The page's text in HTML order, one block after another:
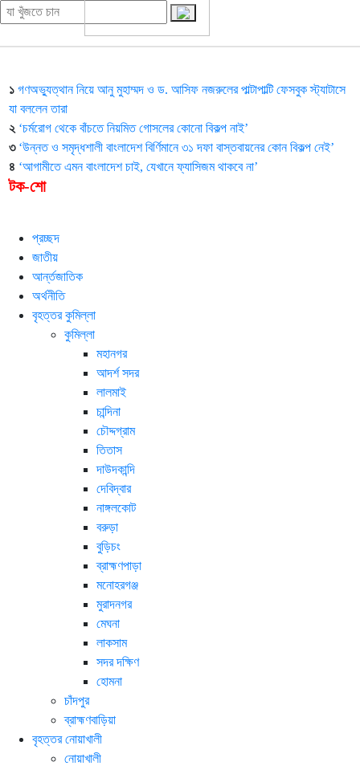
১ গণঅভ্যুত্থান নিয়ে আনু মুহাম্মদ ও ড. আসিফ নজরুলের পাল্টাপাল্টি ফেসবুক স্ট্যাটাসে
যা বললেন তারা
২ ‘চর্মরোগ থেকে বাঁচতে নিয়মিত গোসলের কোনো বিকল্প নাই’
৩ ‘উন্নত ও সমৃদ্ধশালী বাংলাদেশ বির্ণিমানে ৩১ দফা বাস্তবায়নের কোন বিকল্প নেই’
৪ ‘আগামীতে এমন বাংলাদেশ চাই, যেখানে ফ্যাসিজম থাকবে না’
টক-শো
প্রচ্ছদ
জাতীয়
আর্ন্তজাতিক
অর্থনীতি
বৃহত্তর কুমিল্লা
কুমিল্লা
মহানগর
আদর্শ সদর
লালমাই
চান্দিনা
চৌদ্দগ্রাম
তিতাস
দাউদকান্দি
দেবিদ্বার
নাঙ্গলকোট
বরুড়া
বুড়িচং
ব্রাহ্মণপাড়া
মনোহরগঞ্জ
মুরাদনগর
মেঘনা
লাকসাম
সদর দক্ষিণ
হোমনা
চাঁদপুর
ব্রাহ্মণবাড়িয়া
বৃহত্তর নোয়াখালী
নোয়াখালী